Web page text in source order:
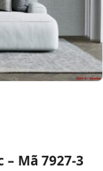
– Mã 7927-3